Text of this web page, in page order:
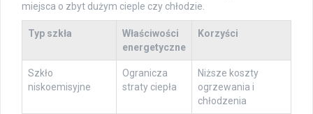
miejsca o zbyt dużym cieple czy chłodzie.
Typ szkła
Właściwości
energetyczne
Korzyści
Szkło
niskoemisyjne
Ogranicza
straty ciepła
Niższe koszty
ogrzewania i
chłodzenia